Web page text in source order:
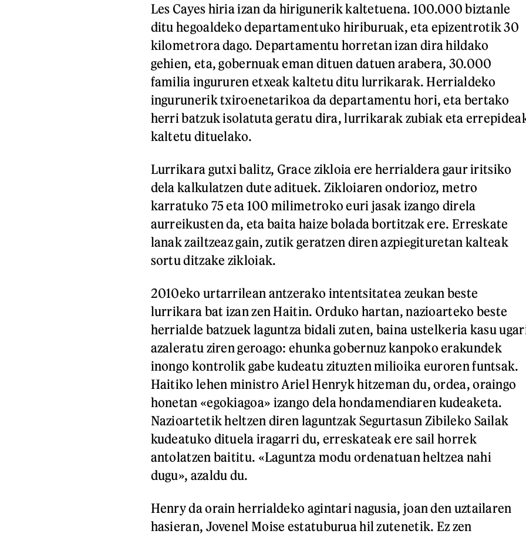
Les Cayes hiria izan da hirigunerik kaltetuena. 100.000 biztanle
ditu hegoaldeko departamentuko hiriburuak, eta epizentrotik 30
kilometrora dago. Departamentu horretan izan dira hildako
gehien, eta, gobernuak eman dituen datuen arabera, 30.000
familia ingururen etxeak kaltetu ditu lurrikarak. Herrialdeko
ingurunerik txiroenetarikoa da departamentu hori, eta bertako
herri batzuk isolatuta geratu dira, lurrikarak zubiak eta
kaltetu dituelako.
Lurrikara gutxi balitz, Grace zikloia ere herrialdera gaur iritsiko
dela kalkulatzen dute adituek. Zikloiaren ondorioz, metro
karratuko 75 eta 100 milimetroko euri jasak izango direla
aurreikusten da, eta baita haize bolada bortitzak ere. Erreskate
lanak zailtzeaz gain, zutik geratzen diren azpiegituretan kalteak
sortu ditzake zikloiak.
2010eko urtarrilean antzerako intentsitatea zeukan beste
lurrikara bat izan zen Haitin. Orduko hartan, nazioarteko beste
herrialde batzuek laguntza bidali zuten, baina ustelkeria kasu
azaleratu ziren geroago: ehunka gobernuz kanpoko erakundek
inongo kontrolik gabe kudeatu zituzten milioika euroren funtsak.
Haitiko lehen ministro Ariel Henryk hitzeman du, ordea, oraingo
honetan «egokiagoa» izango dela hondamendiaren kudeaketa.
Nazioartetik heltzen diren laguntzak Segurtasun Zibileko Sailak
kudeatuko dituela iragarri du, erreskateak ere sail horrek
antolatzen baititu. «Laguntza modu ordenatuan heltzea nahi
dugu», azaldu du.
Henry da orain herrialdeko agintari nagusia, joan den uztailaren
hasieran, Jovenel Moise estatuburua hil zutenetik. Ez zen